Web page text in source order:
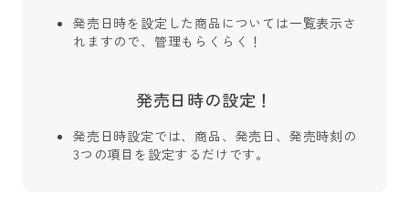
発売日時を設定した商品については一覧表示さ
れますので、管理もらくらく！
発売日時の設定！
発売日時設定では、商品、発売日、発売時刻の
3つの項目を設定するだけです。